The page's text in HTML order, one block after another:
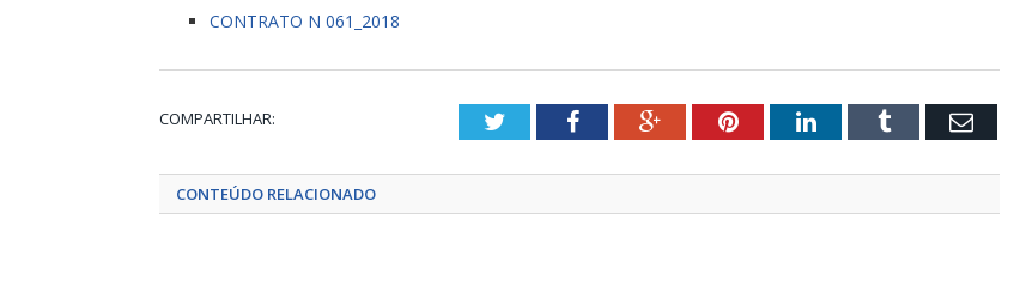
CONTRATO N 061_2018
COMPARTILHAR: TwitterFacebookGoogle+PinterestLinkedInTumblr Email
CONTEÚDO RELACIONADO